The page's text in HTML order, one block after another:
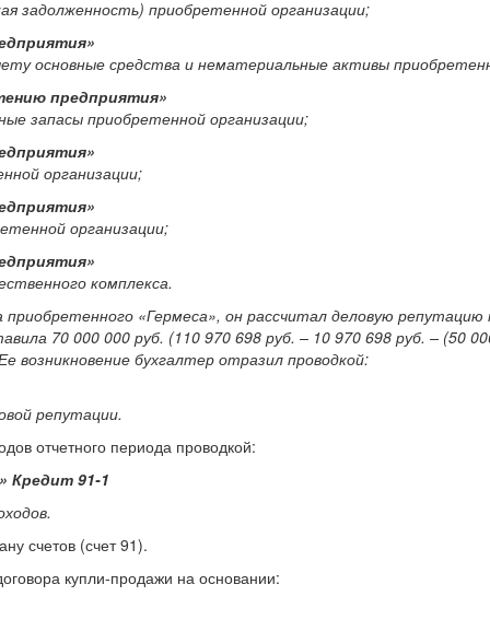
задолженность) приобретенной организации;
основные средства и нематериальные активы
предприятия»
запасы приобретенной организации;
организации;
организации;
комплекса.
«Гермеса», он рассчитал деловую репутацию
70 000 000 руб. (110 970 698 руб. – 10 970 698 руб. – (50
возникновение бухгалтер отразил проводкой:
репутации.
отчетного периода проводкой:
Кредит 91-1
счетов (счет 91).
купли-продажи на основании: